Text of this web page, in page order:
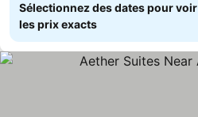
Sélectionnez des dates pour voir
les prix exacts